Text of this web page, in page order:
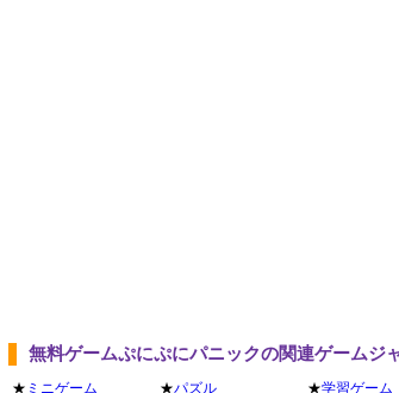
無料ゲームぷにぷにパニックの関連ゲームジ
★ ミニゲーム ★パズル ★学習ゲーム